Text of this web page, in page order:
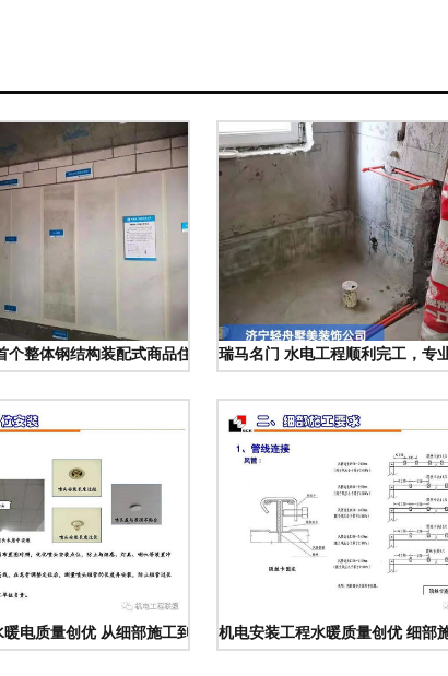
分享
个整体钢结构装配式商品住宅项目开工，引领水暖电安装新变革
瑞马名门 水电工程顺利完工，专
指南电质量创优 从细部施工到硕果转化机电安装工程水暖质量创优 细部